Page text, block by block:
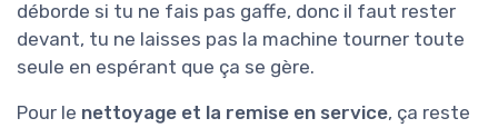
déborde si tu ne fais pas gaffe, donc il faut rester
devant, tu ne laisses pas la machine tourner toute
seule en espérant que ça se gère.
Pour le nettoyage et la remise en service, ça reste